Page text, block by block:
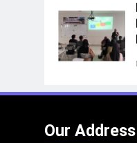
Our Address